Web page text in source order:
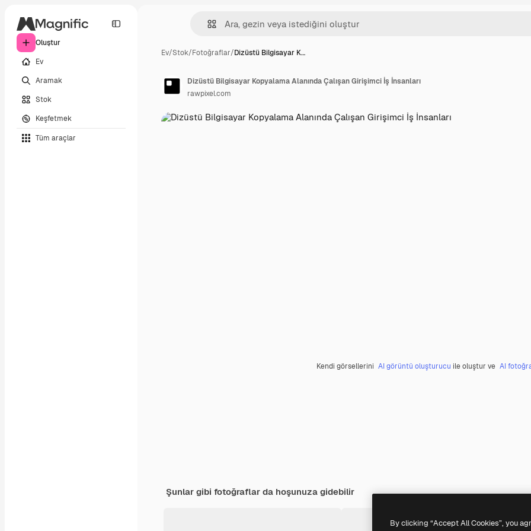
Oluştur
Ev
Aramak
Stok
Keşfetmek
Tüm araçlar
Ev/Stok/Fotoğraflar/Dizüstü Bilgisayar K…
Kendi görsellerini AI görüntü oluşturucu ile oluştur ve AI
Dizüstü Bilgisayar Kopyalama Alanında Çalışan Girişimci İş İnsanları
rawpixel.com
Şunlar gibi fotoğraflar da hoşunuza gidebilir
By clicking “Accept All Cookies”, you